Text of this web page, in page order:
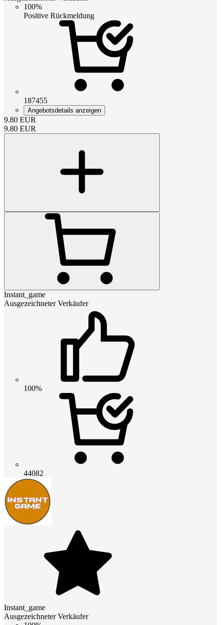
100%
Positive Rückmeldung
187455
Angebotsdetails anzeigen
9.80 EUR
9.80 EUR
Instant_game
Ausgezeichneter Verkäufer
100%
44082
Instant_game
Ausgezeichneter Verkäufer